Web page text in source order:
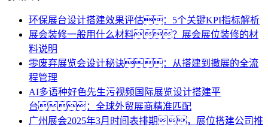
环保展台设计搭建效果评估：5个关键KPI指标解析
展会装修一般用什么材料？展会展位装修的材
料说明
零废弃展览会设计秘诀：从搭建到撤展的全流
程管理
AI多语种好色先生污视频国际展览设计搭建平
台：全球外贸展商精准匹配
广州展会2025年3月时间表排期，展位搭建公司推